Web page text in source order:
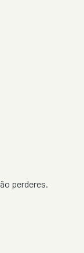
perderes.